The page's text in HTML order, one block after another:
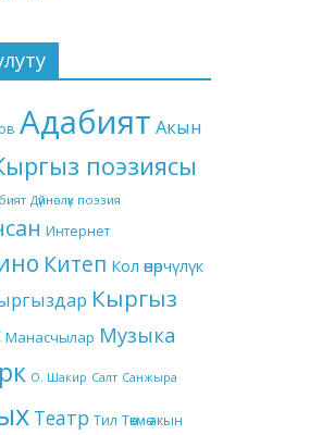
Адабият Акын
поэзиясы
Дүйнөлүк поэзия
Интернет
Китеп Кол өнөрчүлүк
Кыргыз
Манасчылар Музыка
О. Шакир Салт Санжыра
Театр Тил Төкмө акын